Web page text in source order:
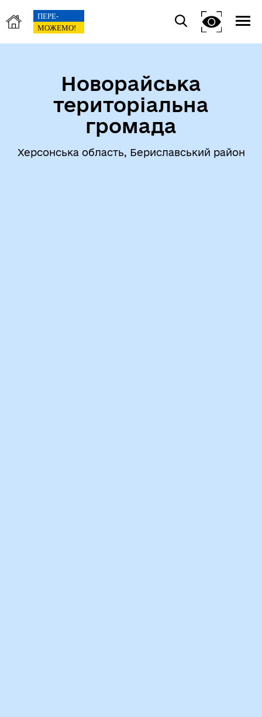
Новорайська
територіальна
громада
Херсонська область, Бериславський район